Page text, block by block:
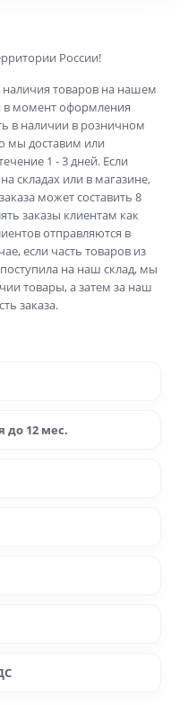
России!
наличия товаров на нашем
в момент оформления
в наличии в розничном
мы доставим или
1 - 3 дней. Если
складах или в магазине,
может составить 8
заказы клиентам как
отправляются в
если часть товаров из
на наш склад, мы
товары, а затем за наш
заказа.
до 12 мес.